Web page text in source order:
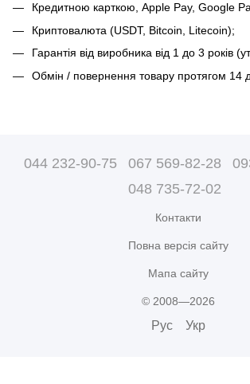
Кредитною карткою, Apple Pay, Google
Криптовалюта (USDT, Bitcoin, Litecoin);
Гарантія від виробника від 1 до 3 років
Обмін / повернення товару протягом 14
044 232-90-75 067 569-82-28
048 735-72-02
Контакти
Повна версія сайту
Мапа сайту
© 2008—2026
Рус Укр